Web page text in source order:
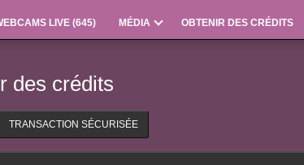
LIVE (645) MÉDIA OBTENIR DES CRÉDITS
des crédits
TRANSACTION SÉCURISÉE